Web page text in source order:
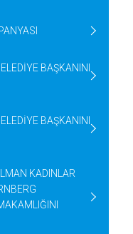
BAŞKANINI
BAŞKANINI
KADINLAR